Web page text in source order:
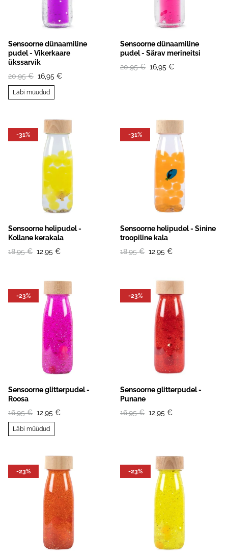
Sensoorne dünaamiline
pudel - Vikerkaare
ükssarvik
20,95 € 16,95 €
Läbi müüdud
Sensoorne dünaamiline
pudel - Särav merineitsi
20,95 € 16,95 €
-31%
Sensoorne helipudel -
Kollane kerakala
18,95 € 12,95 €
-31%
Sensoorne helipudel - Sinine
troopiline kala
18,95 € 12,95 €
-23%
Sensoorne glitterpudel -
Roosa
16,95 € 12,95 €
Läbi müüdud
-23%
Sensoorne glitterpudel -
Punane
16,95 € 12,95 €
-23% -23%